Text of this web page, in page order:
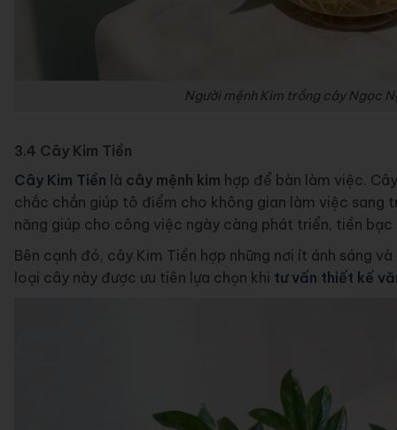
Người mệnh Kim trồng cây Ngọc
3.4 Cây Kim Tiền
Cây Kim Tiền là cây mệnh kim hợp để bàn làm việc.
chắc chắn giúp tô điểm cho không gian làm việc sang
năng giúp cho công việc ngày càng phát triển, tiền bạc
Bên cạnh đó, cây Kim Tiền hợp những nơi ít ánh sáng
loại cây này được ưu tiên lựa chọn khi tư vấn thiết kế